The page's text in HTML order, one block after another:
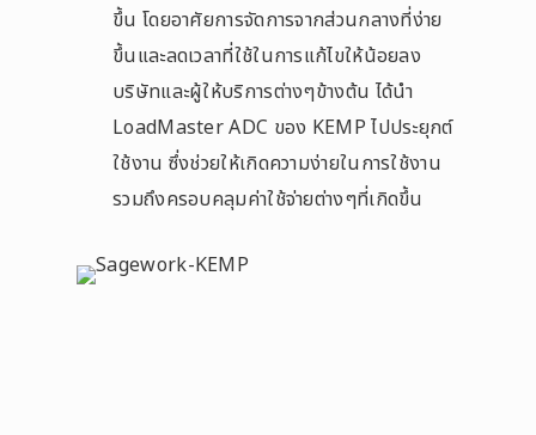
ขึ้น โดยอาศัยการจัดการจากส่วนกลางที่ง่าย
ขึ้นและลดเวลาที่ใช้ในการแก้ไขให้น้อยลง
บริษัทและผู้ให้บริการต่างๆข้างต้น ได้นำ
LoadMaster ADC ของ KEMP ไปประยุกต์
ใช้งาน ซึ่งช่วยให้เกิดความง่ายในการใช้งาน
รวมถึงครอบคลุมค่าใช้จ่ายต่างๆที่เกิดขึ้น